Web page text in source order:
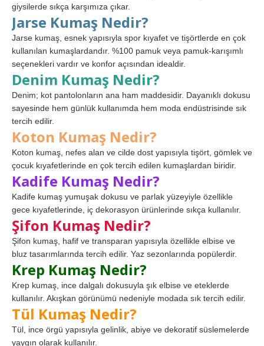
giysilerde sıkça karşımıza çıkar.
Jarse Kumaş Nedir?
Jarse kumaş, esnek yapısıyla spor kıyafet ve tişörtlerde en çok
kullanılan kumaşlardandır. %100 pamuk veya pamuk-karışımlı
seçenekleri vardır ve konfor açısından idealdir.
Denim Kumaş Nedir?
Denim; kot pantolonların ana ham maddesidir. Dayanıklı dokusu
sayesinde hem günlük kullanımda hem moda endüstrisinde sık
tercih edilir.
Koton Kumaş Nedir?
Koton kumaş, nefes alan ve cilde dost yapısıyla tişört, gömlek ve
çocuk kıyafetlerinde en çok tercih edilen kumaşlardan biridir.
Kadife Kumaş Nedir?
Kadife kumaş yumuşak dokusu ve parlak yüzeyiyle özellikle
gece kıyafetlerinde, iç dekorasyon ürünlerinde sıkça kullanılır.
Şifon Kumaş Nedir?
Şifon kumaş, hafif ve transparan yapısıyla özellikle elbise ve
bluz tasarımlarında tercih edilir. Yaz sezonlarında popülerdir.
Krep Kumaş Nedir?
Krep kumaş, ince dalgalı dokusuyla şık elbise ve eteklerde
kullanılır. Akışkan görünümü nedeniyle modada sık tercih edilir.
Tül Kumaş Nedir?
Tül, ince örgü yapısıyla gelinlik, abiye ve dekoratif süslemelerde
yaygın olarak kullanılır.